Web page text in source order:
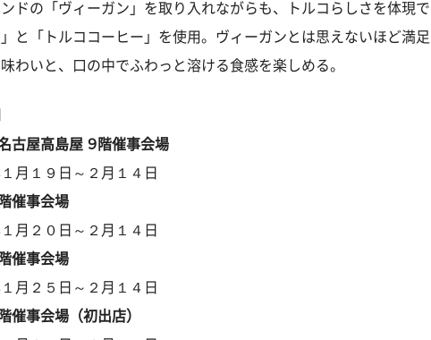
ドの「ヴィーガン」を取り入れながらも、トルコらしさを体現で
と「トルココーヒー」を使用。ヴィーガンとは思えないほど満足
わいと、口の中でふわっと溶ける食感を楽しめる。
古屋高島屋 ９階催事会場
月１９日～２月１４日
催事会場
月２０日～２月１４日
催事会場
月２５日～２月１４日
催事会場（初出店）